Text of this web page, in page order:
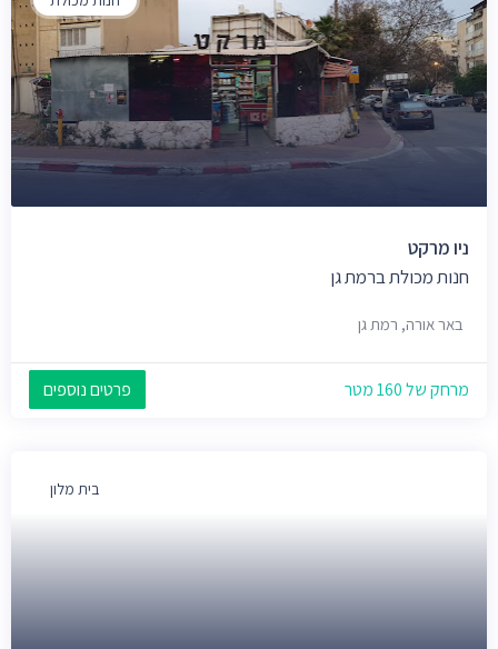
ניו מרקט
חנות מכולת ברמת גן
באר אורה, רמת גן
מרחק של 160 מטר פרטים נוספים
בית מלון